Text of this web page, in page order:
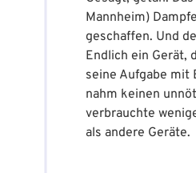
Mannheim)
geschaffen. Und
Endlich ein Gerät,
seine Aufgabe mit
nahm keinen
verbrauchte
als andere Geräte.